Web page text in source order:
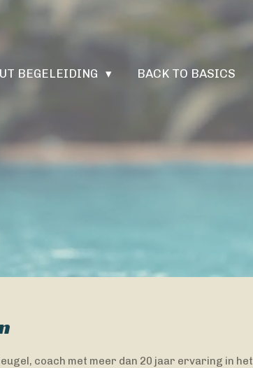
BEGELEIDING BACK TO BASICS
coach met meer dan 20 jaar ervaring in het